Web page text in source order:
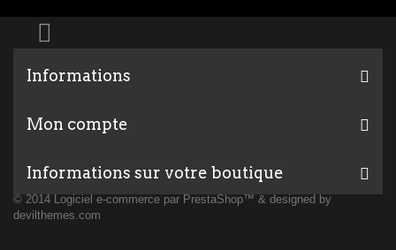
Informations
© 2014 Logiciel e-commerce par PrestaShop™ & designed by
devilthemes.com
Mon compte
Informations sur votre boutique